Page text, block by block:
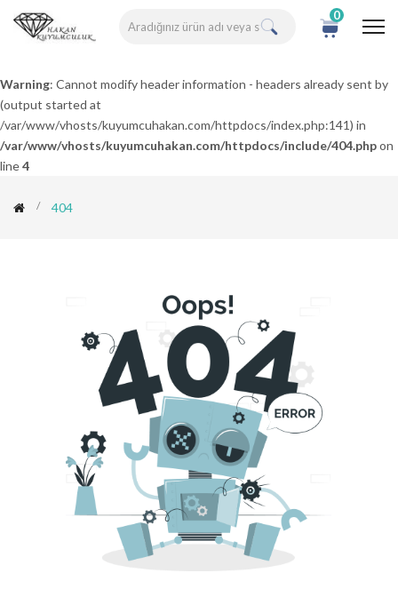
0
Warning: Cannot modify header information - headers already sent by
(output started at
/var/www/vhosts/kuyumcuhakan.com/httpdocs/index.php:141) in
/var/www/vhosts/kuyumcuhakan.com/httpdocs/include/404.phpon
line4
404